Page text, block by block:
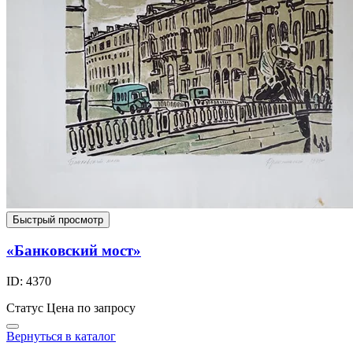
Быстрый просмотр
«Банковский мост»
ID: 4370
Статус Цена по запросу
Вернуться в каталог